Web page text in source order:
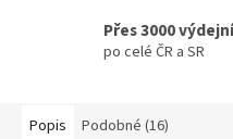
Přes 3000
po celé ČR a SR
Popis Podobné (16)